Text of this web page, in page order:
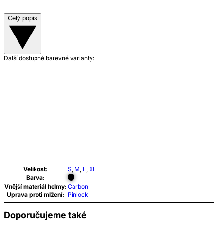
Celý popis
Další dostupné barevné varianty:
Velikost: S, M, L, XL
Barva:
Vnější materiál helmy: Carbon
Uprava proti mlžení: Pinlock
Doporučujeme také